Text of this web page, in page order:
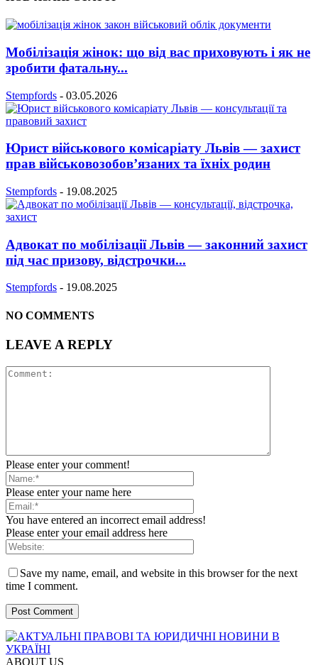
Мобілізація жінок: що від вас приховують і як не
зробити фатальну...
Stempfords - 03.05.2026
Юрист військового комісаріату Львів — захист
прав військовозобов’язаних та їхніх родин
Stempfords - 19.08.2025
Адвокат по мобілізації Львів — законний захист
під час призову, відстрочки...
Stempfords - 19.08.2025
NO COMMENTS
LEAVE A REPLY
Please enter your comment!
Please enter your name here
You have entered an incorrect email address!
Please enter your email address here
Save my name, email, and website in this browser for the next
time I comment.
ABOUT US